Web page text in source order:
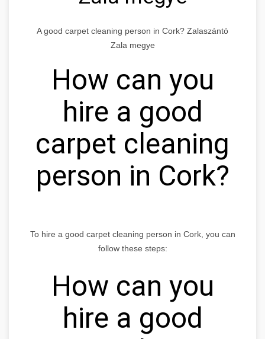
A good carpet cleaning person in Cork? Zalaszántó
Zala megye
How can you
hire a good
carpet cleaning
person in Cork?
To hire a good carpet cleaning person in Cork, you can
follow these steps:
How can you
hire a good